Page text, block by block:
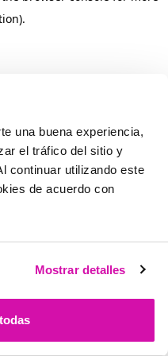
una buena experiencia,
el tráfico del sitio y
continuar utilizando este
de acuerdo con
Mostrar detalles
.